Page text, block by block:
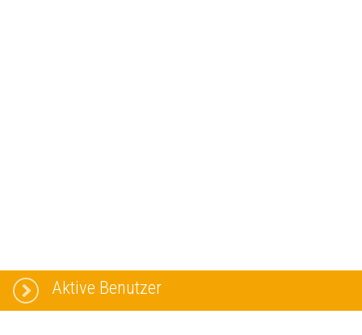
Aktive Benutzer